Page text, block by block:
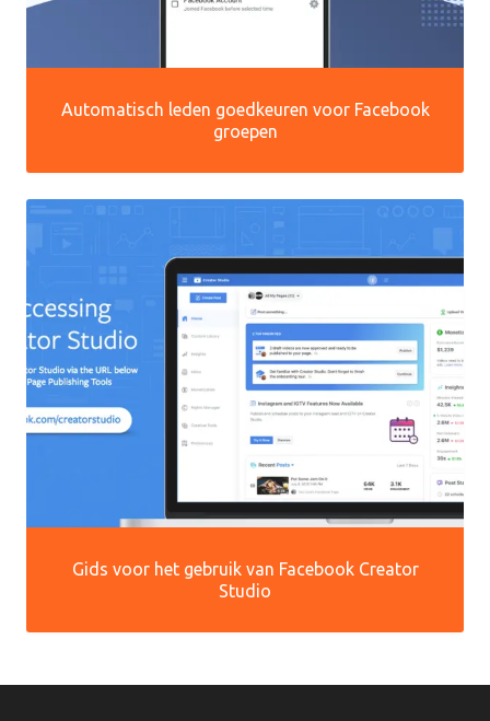
Automatisch leden goedkeuren voor Facebook
groepen
Gids voor het gebruik van Facebook Creator
Studio